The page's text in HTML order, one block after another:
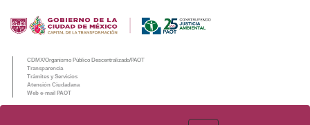
CDMX/Organismo Público Descentralizado/PAOT
Transparencia
Trámites y Servicios
Atención Ciudadana
Web e-mail PAOT